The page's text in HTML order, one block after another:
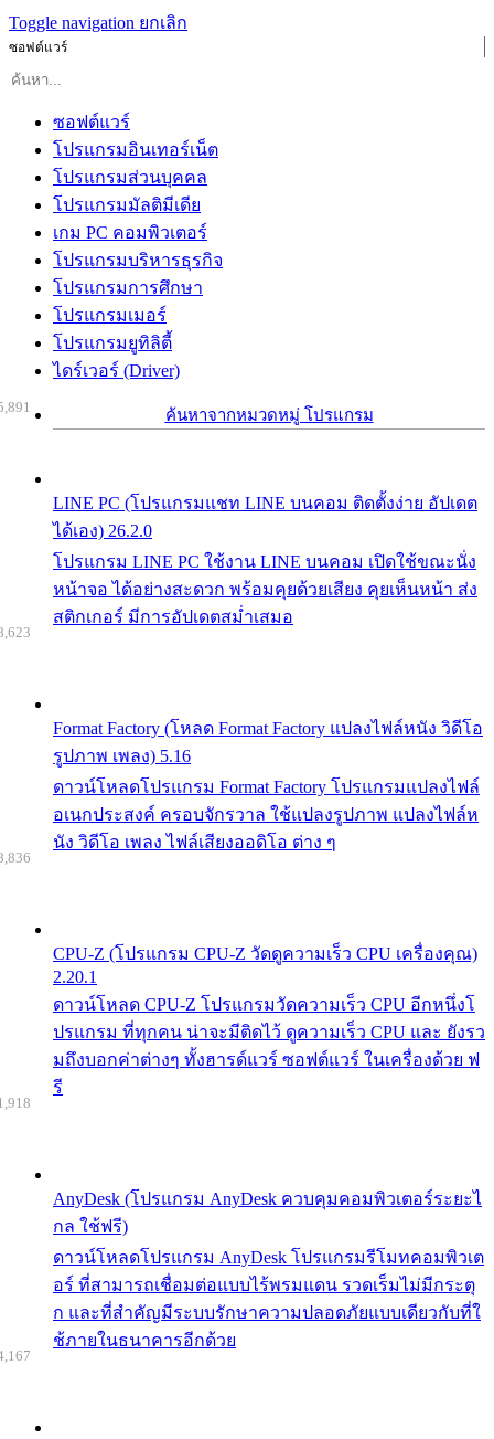
Toggle navigation ยกเลิก
ซอฟต์แวร์
ซอฟต์แวร์
โปรแกรมอินเทอร์เน็ต
โปรแกรมส่วนบุคคล
โปรแกรมมัลติมีเดีย
เกม PC คอมพิวเตอร์
โปรแกรมบริหารธุรกิจ
โปรแกรมการศึกษา
โปรแกรมเมอร์
โปรแกรมยูทิลิตี้
ไดร์เวอร์ (Driver)
ค้นหาจากหมวดหมู่ โปรแกรม
LINE PC (โปรแกรมแชท LINE บนคอม ติดตั้งง่าย อัปเดต
ได้เอง) 26.2.0
โปรแกรม LINE PC ใช้งาน LINE บนคอม เปิดใช้ขณะนั่ง
หน้าจอ ได้อย่างสะดวก พร้อมคุยด้วยเสียง คุยเห็นหน้า ส่ง
สติกเกอร์ มีการอัปเดตสม่ำเสมอ
Format Factory (โหลด Format Factory แปลงไฟล์หนัง วิดีโอ
รูปภาพ เพลง) 5.16
ดาวน์โหลดโปรแกรม Format Factory โปรแกรมแปลงไฟล์
อเนกประสงค์ ครอบจักรวาล ใช้แปลงรูปภาพ แปลงไฟล์ห
นัง วิดีโอ เพลง ไฟล์เสียงออดิโอ ต่าง ๆ
CPU-Z (โปรแกรม CPU-Z วัดดูความเร็ว CPU เครื่องคุณ)
2.20.1
ดาวน์โหลด CPU-Z โปรแกรมวัดความเร็ว CPU อีกหนึ่งโ
ปรแกรม ที่ทุกคน น่าจะมีติดไว้ ดูความเร็ว CPU และ ยังรว
มถึงบอกค่าต่างๆ ทั้งฮารด์แวร์ ซอฟต์แวร์ ในเครื่องด้วย ฟ
รี
AnyDesk (โปรแกรม AnyDesk ควบคุมคอมพิวเตอร์ระยะไ
กล ใช้ฟรี)
ดาวน์โหลดโปรแกรม AnyDesk โปรแกรมรีโมทคอมพิวเต
อร์ ที่สามารถเชื่อมต่อแบบไร้พรมแดน รวดเร็มไม่มีกระตุ
ก และที่สำคัญมีระบบรักษาความปลอดภัยแบบเดียวกับที่ใ
ช้ภายในธนาคารอีกด้วย